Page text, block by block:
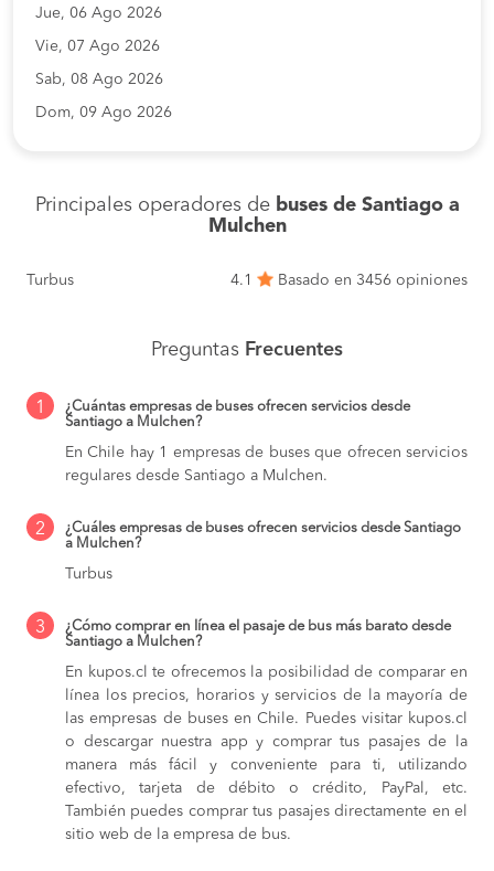
Jue, 06 Ago 2026
Vie, 07 Ago 2026
Sab, 08 Ago 2026
Dom, 09 Ago 2026
Principales operadores de buses de Santiago a
Mulchen
Turbus 4.1 Basado en 3456 opiniones
Preguntas Frecuentes
1
¿Cuántas empresas de buses ofrecen servicios desde
Santiago a Mulchen?
En Chile hay 1 empresas de buses que ofrecen servicios
regulares desde Santiago a Mulchen.
2
¿Cuáles empresas de buses ofrecen servicios desde Santiago
a Mulchen?
Turbus
3
¿Cómo comprar en línea el pasaje de bus más barato desde
Santiago a Mulchen?
En kupos.cl te ofrecemos la posibilidad de comparar en
línea los precios, horarios y servicios de la mayoría de
las empresas de buses en Chile. Puedes visitar kupos.cl
o descargar nuestra app y comprar tus pasajes de la
manera más fácil y conveniente para ti, utilizando
efectivo, tarjeta de débito o crédito, PayPal, etc.
También puedes comprar tus pasajes directamente en el
sitio web de la empresa de bus.